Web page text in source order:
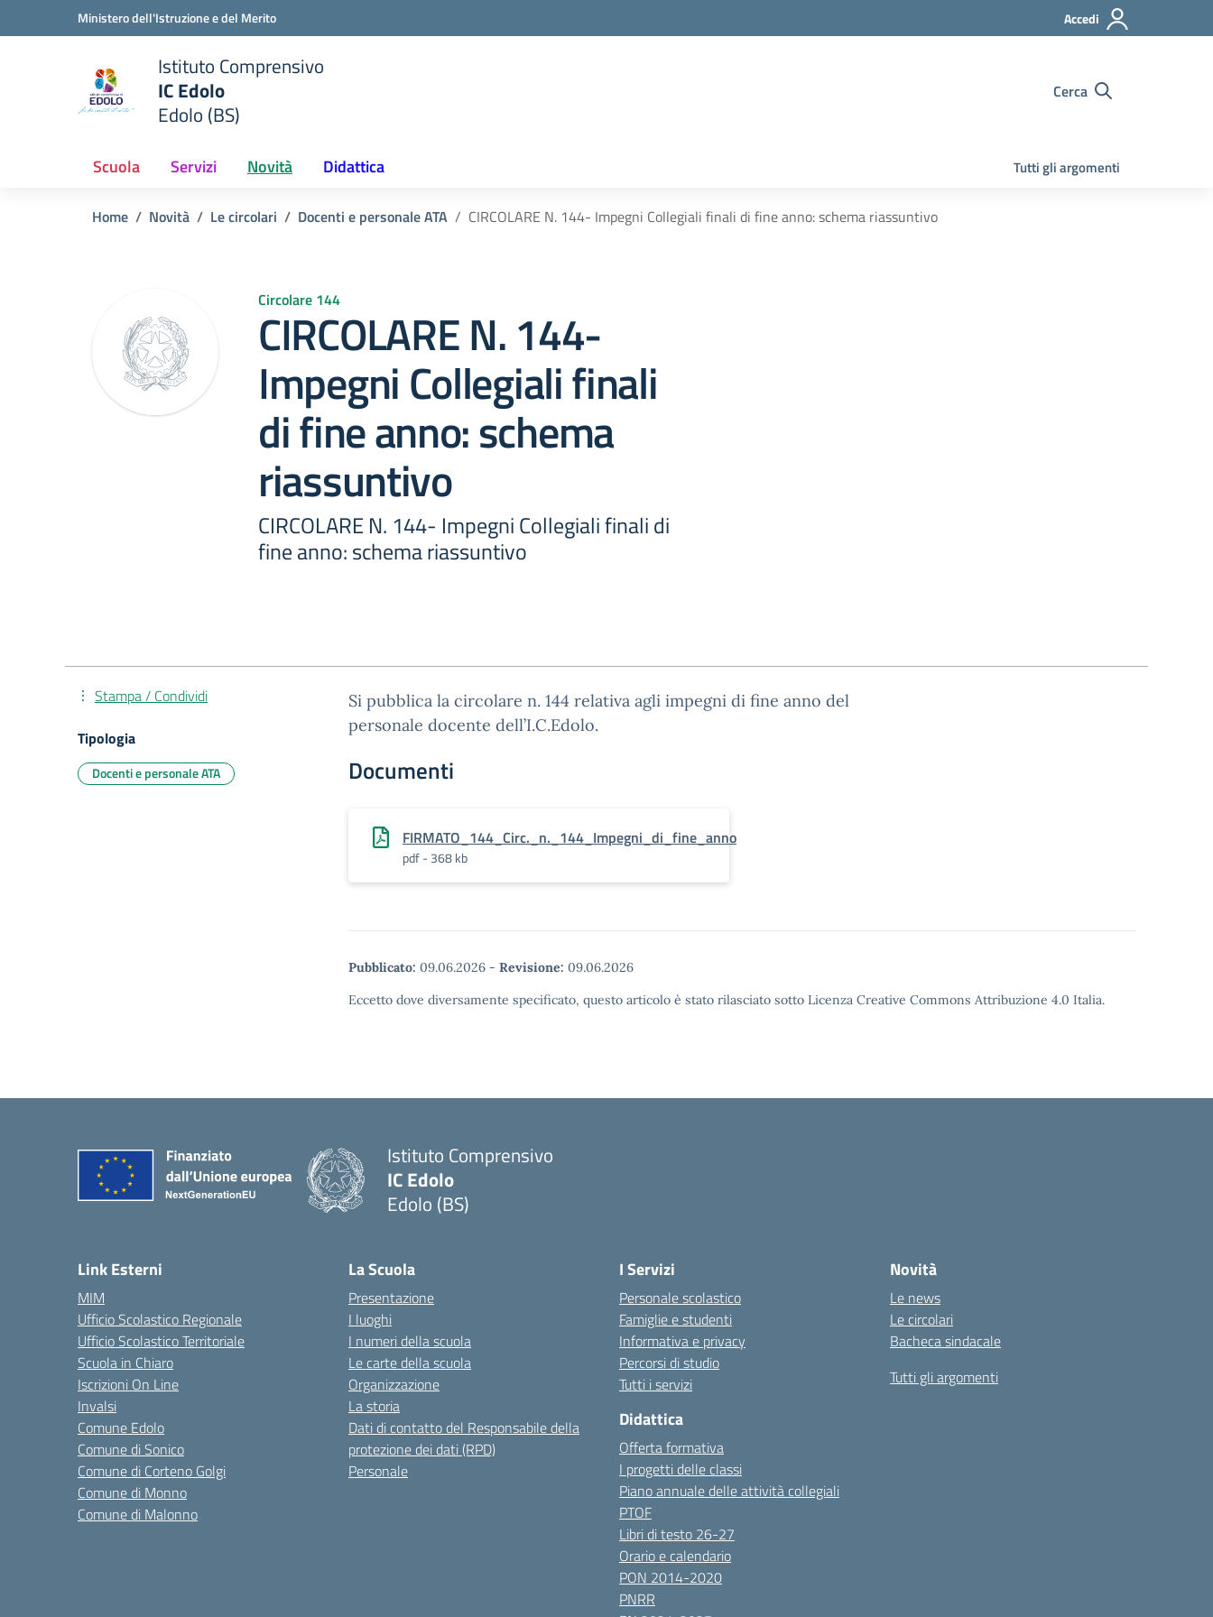
Vai ai contenuti
Vai al menu di navigazioneMinistero dell'Istruzione e del Merito Accedi
scuola
Istituto Comprensivo
IC Edolo
Edolo (BS)
Cerca
Scuola Servizi Novità Didattica Tutti gli argomenti
Home Novità Le circolari Docenti e personale ATA CIRCOLARE N. 144- Impegni Collegiali finali di fine anno: schema riassuntivo
Circolare 144
CIRCOLARE N. 144-
Impegni Collegiali finali
di fine anno: schema
riassuntivo
CIRCOLARE N. 144- Impegni Collegiali finali di
fine anno: schema riassuntivo
Si pubblica la circolare n. 144 relativa agli impegni di fine anno del
personale docente dell’I.C.Edolo.
Documenti
FIRMATO_144_Circ._n._144_Impegni_di_fine_anno
pdf - 368 kb
Pubblicato: 09.06.2026 - Revisione: 09.06.2026
Eccetto dove diversamente specificato, questo articolo è stato rilasciato sotto Licenza Creative Commons Attribuzione 4.0 Italia.
Stampa / Condividi
Tipologia
Docenti e personale ATA
Istituto Comprensivo
IC Edolo
Edolo (BS)
Link Esterni
MIM
Ufficio Scolastico Regionale
Ufficio Scolastico Territoriale
Scuola in Chiaro
Iscrizioni On Line
Invalsi
Comune Edolo
Comune di Sonico
Comune di Corteno Golgi
Comune di Monno
Comune di Malonno
La Scuola
Presentazione
I luoghi
I numeri della scuola
Le carte della scuola
Organizzazione
La storia
Dati di contatto del Responsabile della
protezione dei dati (RPD)
Personale
I Servizi
Personale scolastico
Famiglie e studenti
Informativa e privacy
Percorsi di studio
Tutti i servizi
Didattica
Offerta formativa
I progetti delle classi
Piano annuale delle attività collegiali
PTOF
Libri di testo 26-27
Orario e calendario
PON 2014-2020
PNRR
Novità
Le news
Le circolari
Bacheca sindacale
Tutti gli argomenti